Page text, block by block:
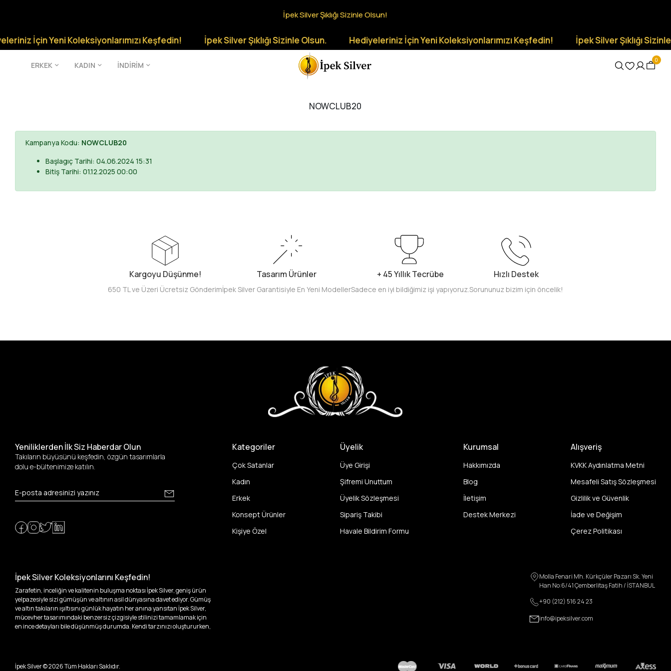
İpek Silver Şıklığı Sizinle Olsun!
İçin Yeni Koleksiyonlarımızı Keşfedin! İpek Silver Şıklığı Sizinle Olsun. Hediyeleriniz İçin Yeni Koleksiyonlarımızı Keşfedin! İpek Silver Şıklığı Sizinle
ERKEK KADIN İNDİRİM
0
NOWCLUB20
Kampanya Kodu: NOWCLUB20
Başlagıç Tarihi: 04.06.2024 15:31
Bitiş Tarihi: 01.12.2025 00:00
Kargoyu Düşünme!
650 TL ve Üzeri Ücretsiz Gönderim
Tasarım Ürünler
İpek Silver Garantisiyle En Yeni Modeller
+ 45 Yıllık Tecrübe
Sadece en iyi bildiğimiz işi yapıyoruz.
Hızlı Destek
Sorununuz bizim için öncelik!
Yeniliklerden İlk Siz Haberdar Olun
Takıların büyüsünü keşfedin, özgün tasarımlarla
dolu e-bültenimize katılın.
Kategoriler
Çok Satanlar
Kadın
Erkek
Konsept Ürünler
Kişiye Özel
Üyelik
Üye Girişi
Şifremi Unuttum
Üyelik Sözleşmesi
Sipariş Takibi
Havale Bildirim Formu
Kurumsal
Hakkımızda
Blog
İletişim
Destek Merkezi
Alışveriş
KVKK Aydınlatma Metni
Mesafeli Satış Sözleşmesi
Gizlilik ve Güvenlik
İade ve Değişim
Çerez Politikası
İpek Silver Koleksiyonlarını Keşfedin!
Zarafetin, inceliğin ve kalitenin buluşma noktası İpek Silver, geniş ürün
yelpazesiyle sizi gümüşün ve altının asil dünyasına davet ediyor. Gümüş
ve altın takıların ışıltısını günlük hayatın her anına yansıtan İpek Silver,
mücevher tasarımındaki benzersiz çizgisiyle stilinizi tamamlamak için
en ince detayları bile düşünmüş durumda. Kendi tarzınızı oluştururken,
İpek Silver’da her bir parça, sizin benzersiz hikayenizi anlatıyor. İster
Molla Fenari Mh. Kürkçüler Pazarı Sk. Yeni
Han No:6/41 Çemberlitaş Fatih / İSTANBUL
+90 (212) 516 24 23
info@ipeksilver.com
İpek Silver ©2026Tüm Hakları Saklıdır.